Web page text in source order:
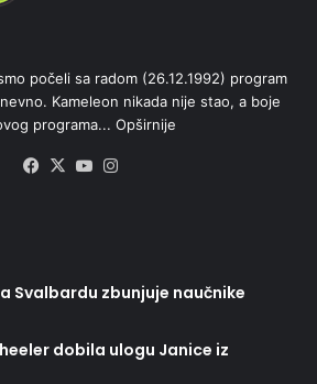
počeli sa radom (26.12.1992) program
Kameleon nikada nije stao, a boje
programa... Opširnije
Facebook
X YouTube
Svalbardu zbunjuje naučnike
dobila ulogu Janice iz